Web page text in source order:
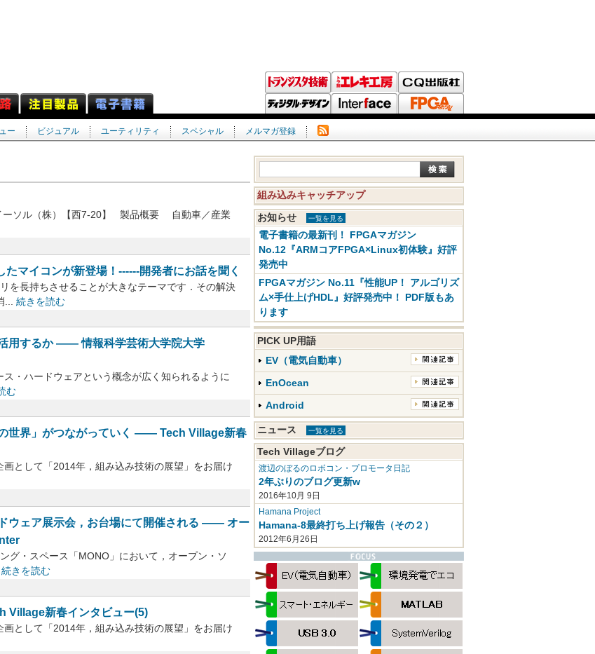
ー ビジュアル ユーティリティ スペシャル メルマガ登録
ーソル（株）【西7-20】 製品概要 自動車／産業
マイコンが新登場！------開発者にお話を聞く
を長持ちさせることが大きなテーマです．その解決
... 続きを読む
用するか ―― 情報科学芸術大学院大学
・ハードウェアという概念が広く知られるように
む
世界」がつながっていく ―― Tech Village新春
として「2014年，組み込み技術の展望」をお届け
ウェア展示会，お台場にて開催される ―― オー
・スペース「MONO」において，オープン・ソ
続きを読む
Village新春インタビュー(5)
として「2014年，組み込み技術の展望」をお届け
組み込みキャッチアップ
お知らせ 一覧を見る
電子書籍の最新刊！ FPGAマガジン
No.12『ARMコアFPGA×Linux初体験』好評
発売中
FPGAマガジン No.11『性能UP！ アルゴリズ
ム×手仕上げHDL』好評発売中！ PDF版もあ
ります
PICK UP用語
EV（電気自動車）
EnOcean
Android
ニュース 一覧を見る
Tech Villageブログ
渡辺のぼるのロボコン・プロモータ日記
2年ぶりのブログ更新w
2016年10月 9日
Hamana Project
Hamana-8最終打ち上げ報告（その２）
2012年6月26日